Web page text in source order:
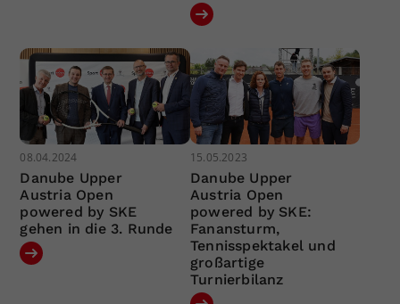
08.04.2024
Danube Upper
Austria Open
powered by SKE
gehen in die 3. Runde
15.05.2023
Danube Upper
Austria Open
powered by SKE:
Fanansturm,
Tennisspektakel und
großartige
Turnierbilanz